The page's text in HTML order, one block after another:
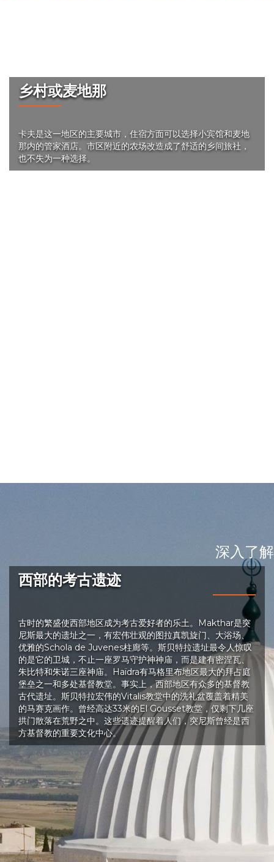
乡村或麦地那
卡夫是这一地区的主要城市，住宿方面可以选择小宾馆和麦地
那内的管家酒店。市区附近的农场改造成了舒适的乡间旅社，
也不失为一种选择。
深入了解
西部的考古遗迹
古时的繁盛使西部地区成为考古爱好者的乐土。Makthar是突
尼斯最大的遗址之一，有宏伟壮观的图拉真凯旋门、大浴场、
优雅的Schola de Juvenes柱廊等。斯贝特拉遗址最令人惊叹
的是它的卫城，不止一座罗马守护神神庙，而是建有密涅瓦、
朱比特和朱诺三座神庙。Haïdra有马格里布地区最大的拜占庭
堡垒之一和多处基督教堂。事实上，西部地区有众多的基督教
古代遗址。斯贝特拉宏伟的Vitalis教堂中的洗礼盆覆盖着精美
的马赛克画作。曾经高达33米的El Gousset教堂，仅剩下几座
拱门散落在荒野之中。这些遗迹提醒着人们，突尼斯曾经是西
方基督教的重要文化中心。